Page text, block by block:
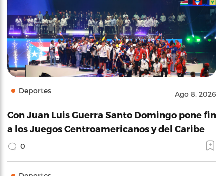
Deportes Ago 8, 2026
Con Juan Luis Guerra Santo Domingo pone fin
a los Juegos Centroamericanos y del Caribe
0